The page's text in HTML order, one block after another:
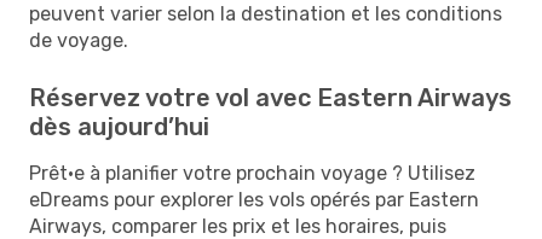
peuvent varier selon la destination et les conditions
de voyage.
Réservez votre vol avec Eastern Airways
dès aujourd’hui
Prêt·e à planifier votre prochain voyage ? Utilisez
eDreams pour explorer les vols opérés par Eastern
Airways, comparer les prix et les horaires, puis